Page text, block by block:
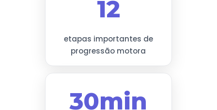
12
etapas importantes de
progressão motora
30min